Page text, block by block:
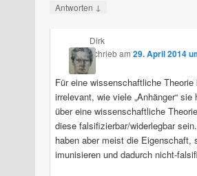
Antworten ↓
Dirk
schriebam 29. April 2014
Für eine wissenschaftliche
irrelevant, wie viele „Anhänger“
über eine wissenschaftliche
diese falsifizierbar/widerlegbar
haben aber meist die Eigenschaft,
imunisieren und dadurch nicht-